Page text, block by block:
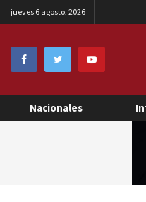
jueves 6 agosto, 2026
Nacionales